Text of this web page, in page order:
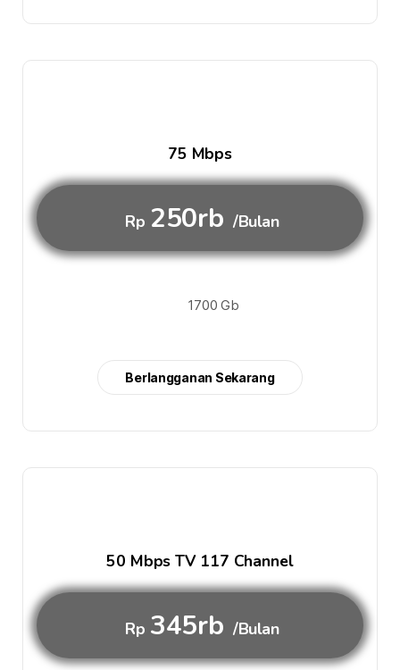
75 Mbps
Rp 250rb /Bulan
1700 Gb
Berlangganan Sekarang
50 Mbps TV 117 Channel
Rp 345rb /Bulan